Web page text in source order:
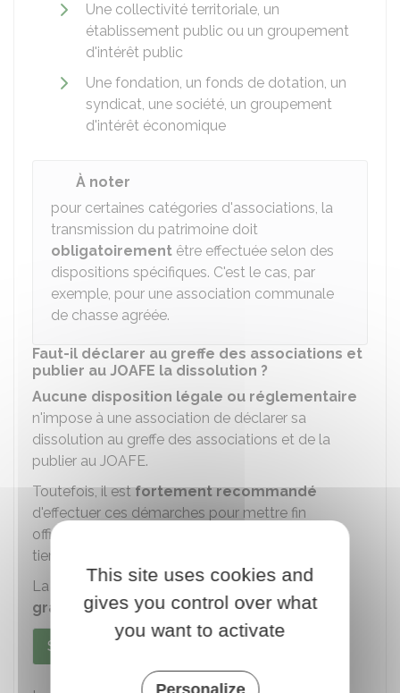
Une collectivité territoriale, un
établissement public ou un groupement
d'intérêt public
Une fondation, un fonds de dotation, un
syndicat, une société, un groupement
d'intérêt économique
À noter
pour certaines catégories d'associations, la
transmission du patrimoine doit
obligatoirement être effectuée selon des
dispositions spécifiques. C'est le cas, par
exemple, pour une association communale
de chasse agréée.
Faut-il déclarer au greffe des associations et
publier au JOAFE la dissolution ?
Aucune disposition légale ou réglementaire
n'impose à une association de déclarer sa
dissolution au greffe des associations et de la
publier au JOAFE.
Toutefois, il estfortement recommandé
d'effectuer ces démarches pour mettre fin
officiellement à l'association et d'en informer les
tiers.
La publication de la dissolution au JOAFE est
gratuite.
Sur internet
This site uses cookies and
gives you control over what
you want to activate
Personalize